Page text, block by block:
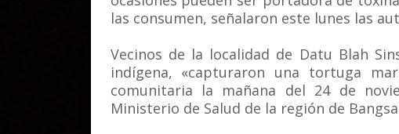
las consumen, señalaron este lunes las
Vecinos de la localidad de Datu Blah
indígena, «capturaron una tortuga
comunitaria la mañana del 24 de
Ministerio de Salud de la región de